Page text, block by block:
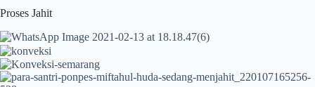
Proses Jahit